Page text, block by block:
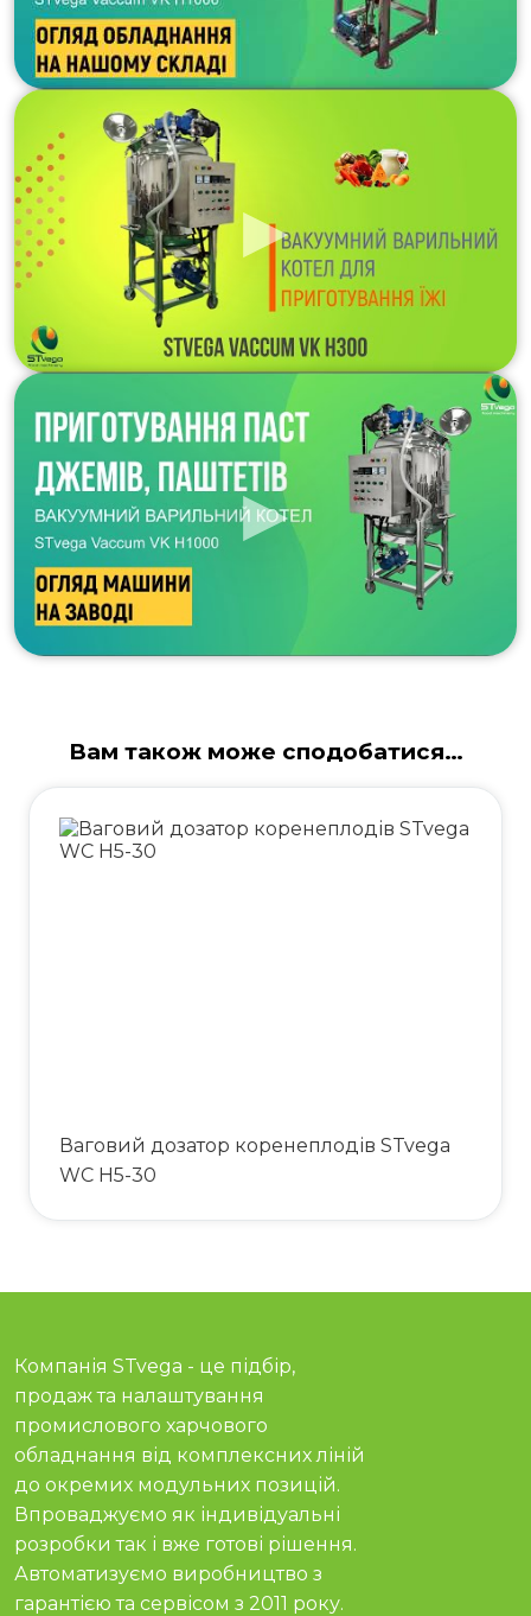
Матеріал скребка
ПТФЕ
Матеріал (внутрішній шар)
нержавіюча сталь 316L
Матеріал (середній і зовнішній шар)
нержавіюча сталь 304
Матеріал ніжок
Вам також може сподобатися…
Ваговий дозатор коренеплодів STvega
WC H5-30
Компанія STvega - це підбір,
продаж та налаштування
промислового харчового
обладнання від комплексних ліній
до окремих модульних позицій.
Впроваджуємо як індивідуальні
розробки так і вже готові рішення.
Автоматизуємо виробництво з
гарантією та сервісом з 2011 року.